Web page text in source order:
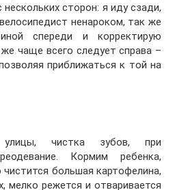
сторон: я иду сзади,
ненароком, так же
спереди и корректирую
чаще всего следует справа –
приближаться к той на
чистка зубов, при
Кормим ребенка,
большая картофелина,
мелко режется и отваривается